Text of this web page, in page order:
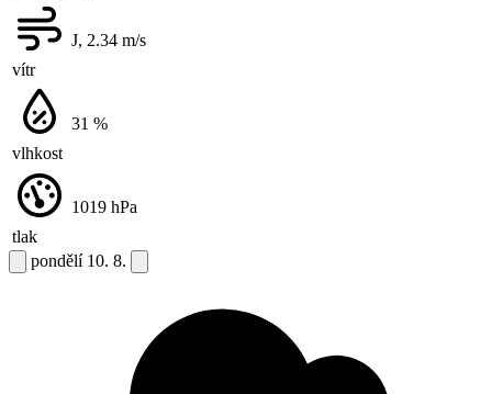
vítr
J, 2.34 m/s
vlhkost
31 %
tlak
1019 hPa
pondělí 10. 8.